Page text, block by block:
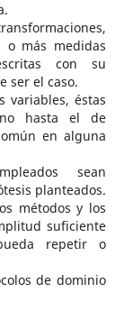
o más medidas
con su
ser el caso.
variables, éstas
hasta el de
en alguna
sean
planteados.
métodos y los
suficiente
repetir o
de dominio